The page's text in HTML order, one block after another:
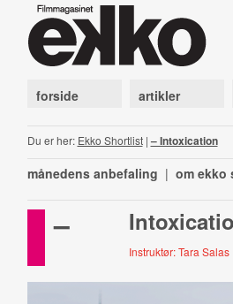
forside artikler
Du er her: Ekko Shortlist| – Intoxication
månedens anbefaling | om ekko
–
Instruktør: Tara Salas